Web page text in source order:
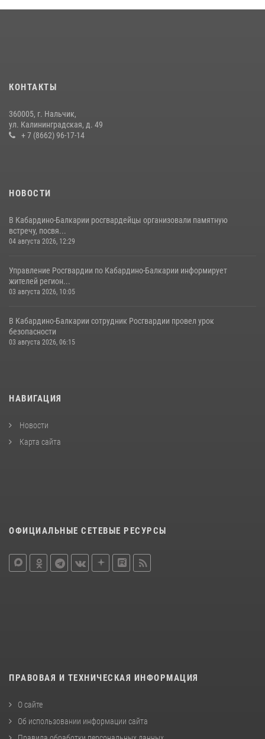
​ ОФИЦЕР РОСГВАРДИИ ВЫСТУПИЛ В ЭФИРЕ ВЕДОМСТВЕННОЙ
В Кабардино-Балкарии при силовой поддержке Росгвардии изъяты
оружие и наркотические средства
КОНТАКТЫ
360005, г. Нальчик,
ул. Калининградская, д. 49
+ 7 (8662) 96-17-14
НОВОСТИ
В Кабардино-Балкарии росгвардейцы организовали памятную
встречу, посвя...
04 августа 2026, 12:29
Управление Росгвардии по Кабардино-Балкарии информирует
жителей регион...
03 августа 2026, 10:05
В Кабардино‑Балкарии сотрудник Росгвардии провел урок
безопасности
03 августа 2026, 06:15
НАВИГАЦИЯ
Новости
Карта сайта
ОФИЦИАЛЬНЫЕ СЕТЕВЫЕ РЕСУРСЫ
ПРАВОВАЯ И ТЕХНИЧЕСКАЯ ИНФОРМАЦИЯ
О сайте
Об использовании информации сайта